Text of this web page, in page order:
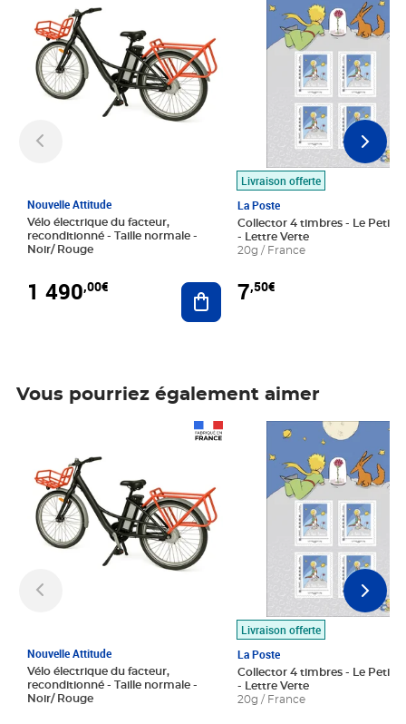
Nouvelle Attitude
Vélo électrique du facteur,
reconditionné - Taille normale -
Noir/ Rouge
1 490,00€ Ajouter au panier
Livraison offerte
La Poste
Collector 4 timbres - Le Petit
- Lettre Verte
20g / France
7,50€
Vous pourriez également aimer
Nouvelle Attitude
Vélo électrique du facteur,
reconditionné - Taille normale -
Noir/ Rouge
Livraison offerte
La Poste
Collector 4 timbres - Le Petit
- Lettre Verte
20g / France
Prix 7,50€